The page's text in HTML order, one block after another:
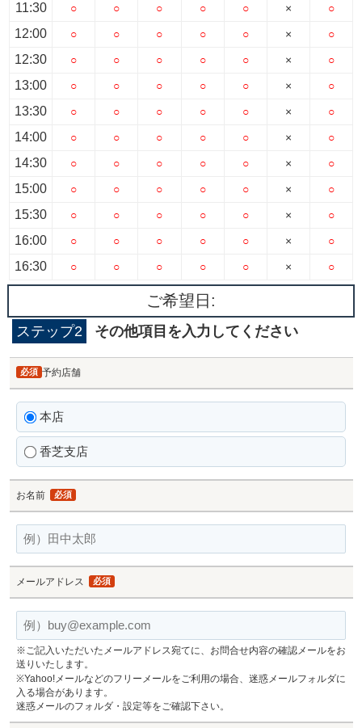
11:30
12:00
12:30
13:00
13:30
14:00
14:30
15:00
15:30
16:00
16:30
○
○
○
○
○
○
○
○
○
○
○
○
○
○
○
○
○
○
○
○
○
○
○
○
○
○
○
○
○
○
○
○
○
○
○
○
○
○
○
○
○
○
○
○
○
○
○
○
○
○
○
○
○
○
○
×
×
×
×
×
×
×
×
×
×
×
○
○
○
○
○
○
○
○
○
○
○
ご希望日:
ステップ2 その他項目を入力してください
予約店舗
必須
本店
香芝支店
お名前 必須
メールアドレス 必須
※ご記入いただいたメールアドレス宛てに、お問合せ内容の確認メールをお
送りいたします。
※Yahoo!メールなどのフリーメールをご利用の場合、迷惑メールフォルダに
入る場合があります。
迷惑メールのフォルダ・設定等をご確認下さい。